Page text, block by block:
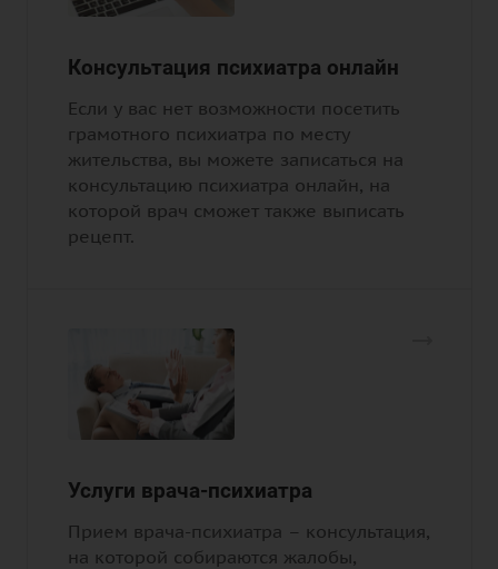
Консультация психиатра онлайн
Если у вас нет возможности посетить
грамотного психиатра по месту
жительства, вы можете записаться на
консультацию психиатра онлайн, на
которой врач сможет также выписать
рецепт.
Услуги врача-психиатра
Прием врача-психиатра – консультация,
на которой собираются жалобы,